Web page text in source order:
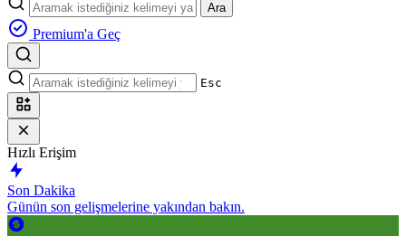
Ara
Premium'a Geç
Esc
Hızlı Erişim
Son Dakika
Günün son gelişmelerine yakından bakın.